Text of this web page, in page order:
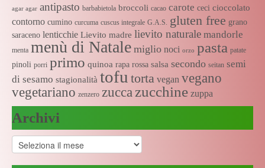
agar agar antipasto barbabietola broccoli cacao carote ceci cioccolato
contorno cumino curcuma cuscus integrale G.A.S. gluten free grano
saraceno lenticchie Lievito madre lievito naturale mandorle
menta menù di Natale miglio noci orzo pasta patate
pinoli porri primo quinoa rapa rossa salsa secondo seitan semi
di sesamo stagionalità tofu torta vegan vegano
vegetariano zenzero zucca zucchine zuppa
Archivi
Archivi